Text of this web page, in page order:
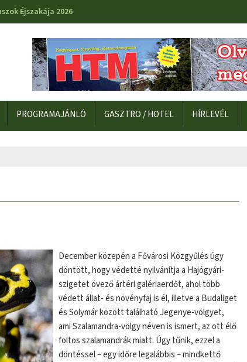
Éjszakája 2026
PROGRAMAJÁNLÓ GASZTRO / HOTEL HÍRLEVÉL
December közepén a Fővárosi Közgyűlés úgy
döntött, hogy védetté nyilvánítja a Hajógyári-
szigetet övező ártéri galériaerdőt, ahol több
védett állat- és növényfaj is él, illetve a Budaliget
és Solymár között található Jegenye-völgyet,
ami Szalamandra-völgy néven is ismert, az ott élő
foltos szalamandrák miatt. Úgy tűnik, ezzel a
döntéssel – egy időre legalábbis – mindkettő